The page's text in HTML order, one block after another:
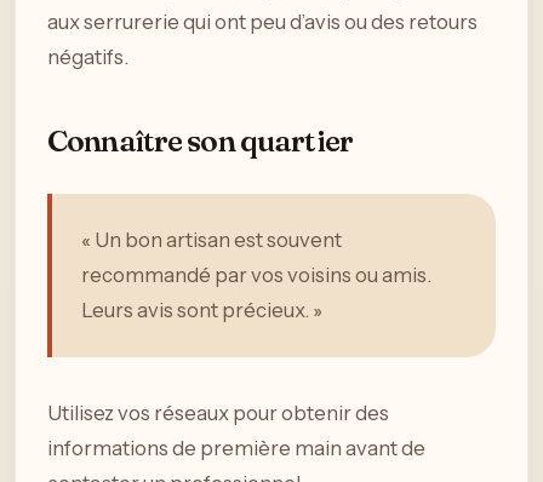
aux serrurerie qui ont peu d’avis ou des retours
négatifs.
Connaître son quartier
« Un bon artisan est souvent
recommandé par vos voisins ou amis.
Leurs avis sont précieux. »
Utilisez vos réseaux pour obtenir des
informations de première main avant de